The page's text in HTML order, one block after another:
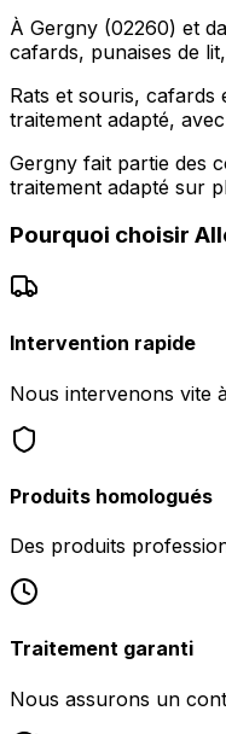
À Gergny (02260) et
cafards, punaises de
Rats et souris, cafards
traitement adapté,
Gergny fait partie des
traitement adapté sur
Pourquoi choisir
Intervention rapide
Nous intervenons vite
Produits homologués
Des produits
Traitement garanti
Nous assurons un